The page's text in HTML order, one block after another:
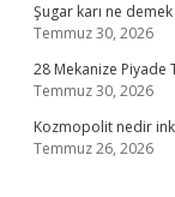
Şugar karı ne demek
Temmuz 30, 2026
28 Mekanize Piyade
Temmuz 30, 2026
Kozmopolit nedir
Temmuz 26, 2026